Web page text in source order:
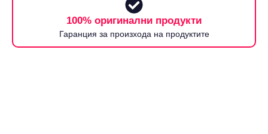
100% оригинални продукти
Гаранция за произхода на продуктите